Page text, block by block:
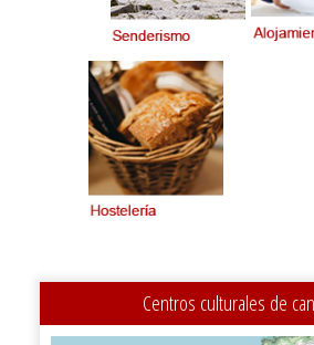
Centros culturales de